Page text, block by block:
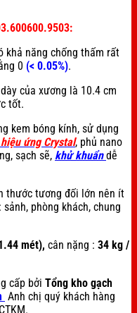
khả năng chống thấm rất
0 (< 0.05%).
của xương là 10.4 cm
tốt.
kem bóng kính, sử dụng
ứng Crystal, phủ nano
sạch sẽ, khử khuẩn dễ
thước tương đối lớn nên ít
phòng khách, chung
mét), cân nặng : 34 kg /
cấp bởi Tổng kho gạch
Anh chị quý khách hàng